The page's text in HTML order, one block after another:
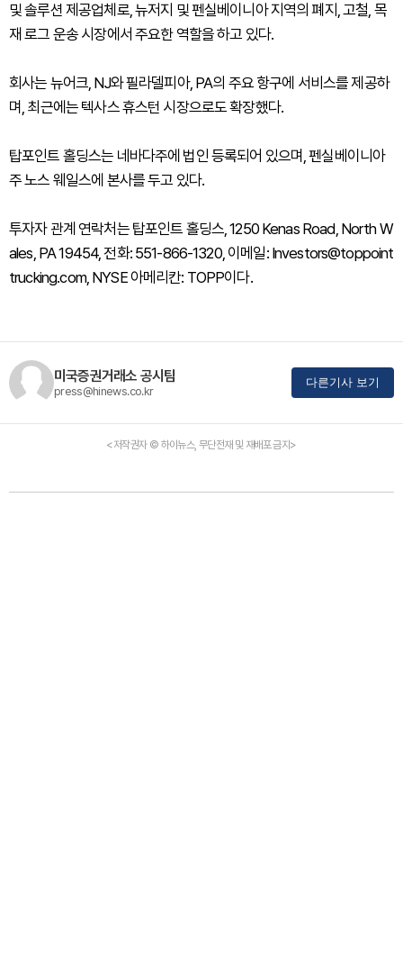
및 솔루션 제공업체로, 뉴저지 및 펜실베이니아 지역의 폐지, 고철, 목
재 로그 운송 시장에서 주요한 역할을 하고 있다.
회사는 뉴어크, NJ와 필라델피아, PA의 주요 항구에 서비스를 제공하
며, 최근에는 텍사스 휴스턴 시장으로도 확장했다.
탑포인트 홀딩스는 네바다주에 법인 등록되어 있으며, 펜실베이니아
주 노스 웨일스에 본사를 두고 있다.
투자자 관계 연락처는 탑포인트 홀딩스, 1250 Kenas Road, North W
ales, PA 19454, 전화: 551-866-1320, 이메일: Investors@toppoint
trucking.com, NYSE 아메리칸: TOPP이다.
미국증권거래소 공시팀
press@hinews.co.kr
다른기사 보기
<저작권자 © 하이뉴스, 무단전재 및 재배포 금지>